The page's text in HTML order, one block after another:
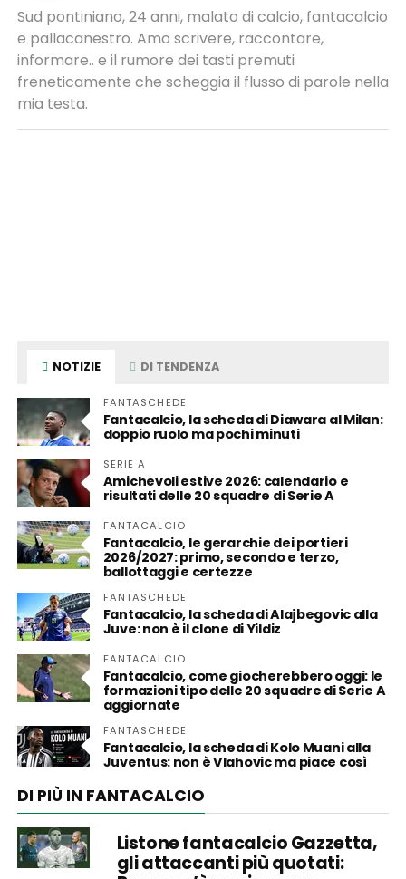
Sud pontiniano, 24 anni, malato di calcio, fantacalcio
e pallacanestro. Amo scrivere, raccontare,
informare.. e il rumore dei tasti premuti
freneticamente che scheggia il flusso di parole nella
mia testa.
NOTIZIE DI TENDENZA
FANTASCHEDE
Fantacalcio, la scheda di Diawara al Milan:
doppio ruolo ma pochi minuti
SERIE A
Amichevoli estive 2026: calendario e
risultati delle 20 squadre di Serie A
FANTACALCIO
Fantacalcio, le gerarchie dei portieri
2026/2027: primo, secondo e terzo,
ballottaggi e certezze
FANTASCHEDE
Fantacalcio, la scheda di Alajbegovic alla
Juve: non è il clone di Yildiz
FANTACALCIO
Fantacalcio, come giocherebbero oggi: le
formazioni tipo delle 20 squadre di Serie A
aggiornate
FANTASCHEDE
Fantacalcio, la scheda di Kolo Muani alla
Juventus: non è Vlahovic ma piace così
DI PIÙ IN FANTACALCIO
Listone fantacalcio Gazzetta,
gli attaccanti più quotati: